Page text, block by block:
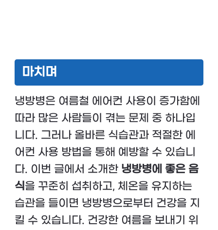
마치며
냉방병은 여름철 에어컨 사용이 증가함에
따라 많은 사람들이 겪는 문제 중 하나입
니다. 그러나 올바른 식습관과 적절한 에
어컨 사용 방법을 통해 예방할 수 있습니
다. 이번 글에서 소개한 냉방병에 좋은 음
식을 꾸준히 섭취하고, 체온을 유지하는
습관을 들이면 냉방병으로부터 건강을 지
킬 수 있습니다. 건강한 여름을 보내기 위